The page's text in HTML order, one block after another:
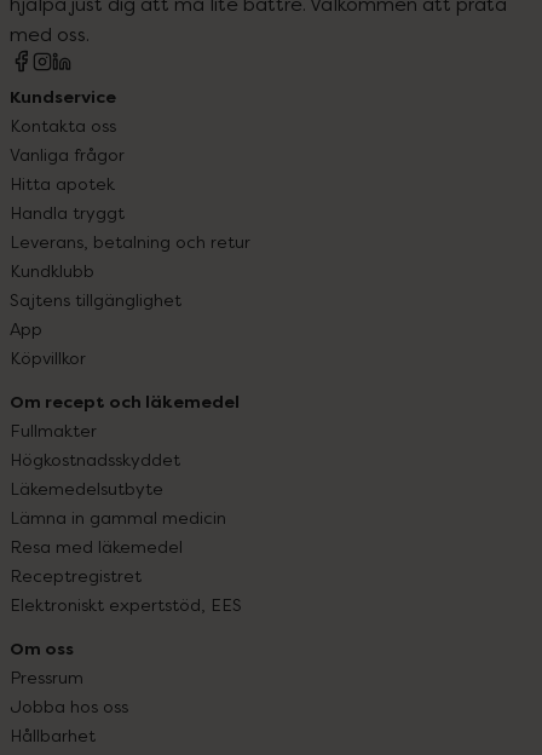
med oss.
Kundservice
Kontakta oss
Vanliga frågor
Hitta apotek
Handla tryggt
Leverans, betalning och retur
Kundklubb
Sajtens tillgänglighet
App
Köpvillkor
Om recept och läkemedel
Fullmakter
Högkostnadsskyddet
Läkemedelsutbyte
Lämna in gammal medicin
Resa med läkemedel
Receptregistret
Elektroniskt expertstöd, EES
Om oss
Pressrum
Jobba hos oss
Hållbarhet